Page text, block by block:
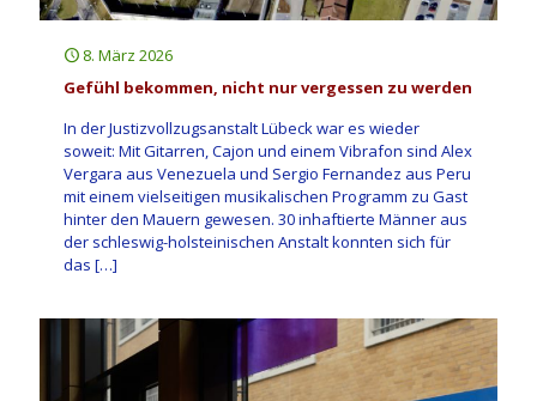
8. März 2026
Gefühl bekommen, nicht nur vergessen zu werden
In der Justizvollzugsanstalt Lübeck war es wieder
soweit: Mit Gitarren, Cajon und einem Vibrafon sind Alex
Vergara aus Venezuela und Sergio Fernandez aus Peru
mit einem vielseitigen musikalischen Programm zu Gast
hinter den Mauern gewesen. 30 inhaftierte Männer aus
der schleswig-holsteinischen Anstalt konnten sich für
das […]